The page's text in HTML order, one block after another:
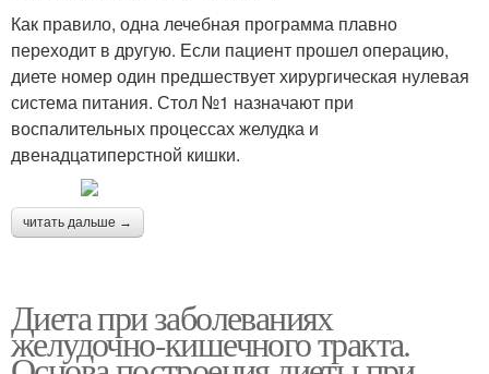
Как правило, одна лечебная программа плавно
переходит в другую. Если пациент прошел операцию,
диете номер один предшествует хирургическая нулевая
система питания. Стол №1 назначают при
воспалительных процессах желудка и
двенадцатиперстной кишки.
читать дальше →
Диета при заболеваниях
желудочно-кишечного тракта.